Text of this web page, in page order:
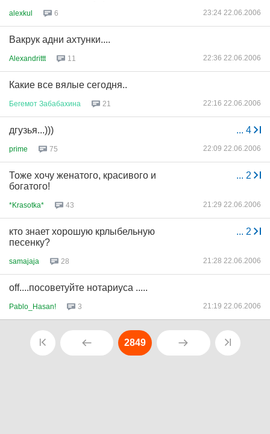
alexkul 6 23:24 22.06.2006
Вакрук адни ахтунки....
Alexandrittt 11 22:36 22.06.2006
Какие все вялые сегодня..
Бегемот Забабахина 21 22:16 22.06.2006
... 4
дгузья...)))
prime 75 22:09 22.06.2006
... 2
Тоже хочу женатого, красивого и
богатого!
*Krasotka* 43 21:29 22.06.2006
... 2
кто знает хорошую крлыбельную
песенку?
samajaja 28 21:28 22.06.2006
off....посоветуйте нотариуса .....
Pablo_Hasan! 3 21:19 22.06.2006
2849